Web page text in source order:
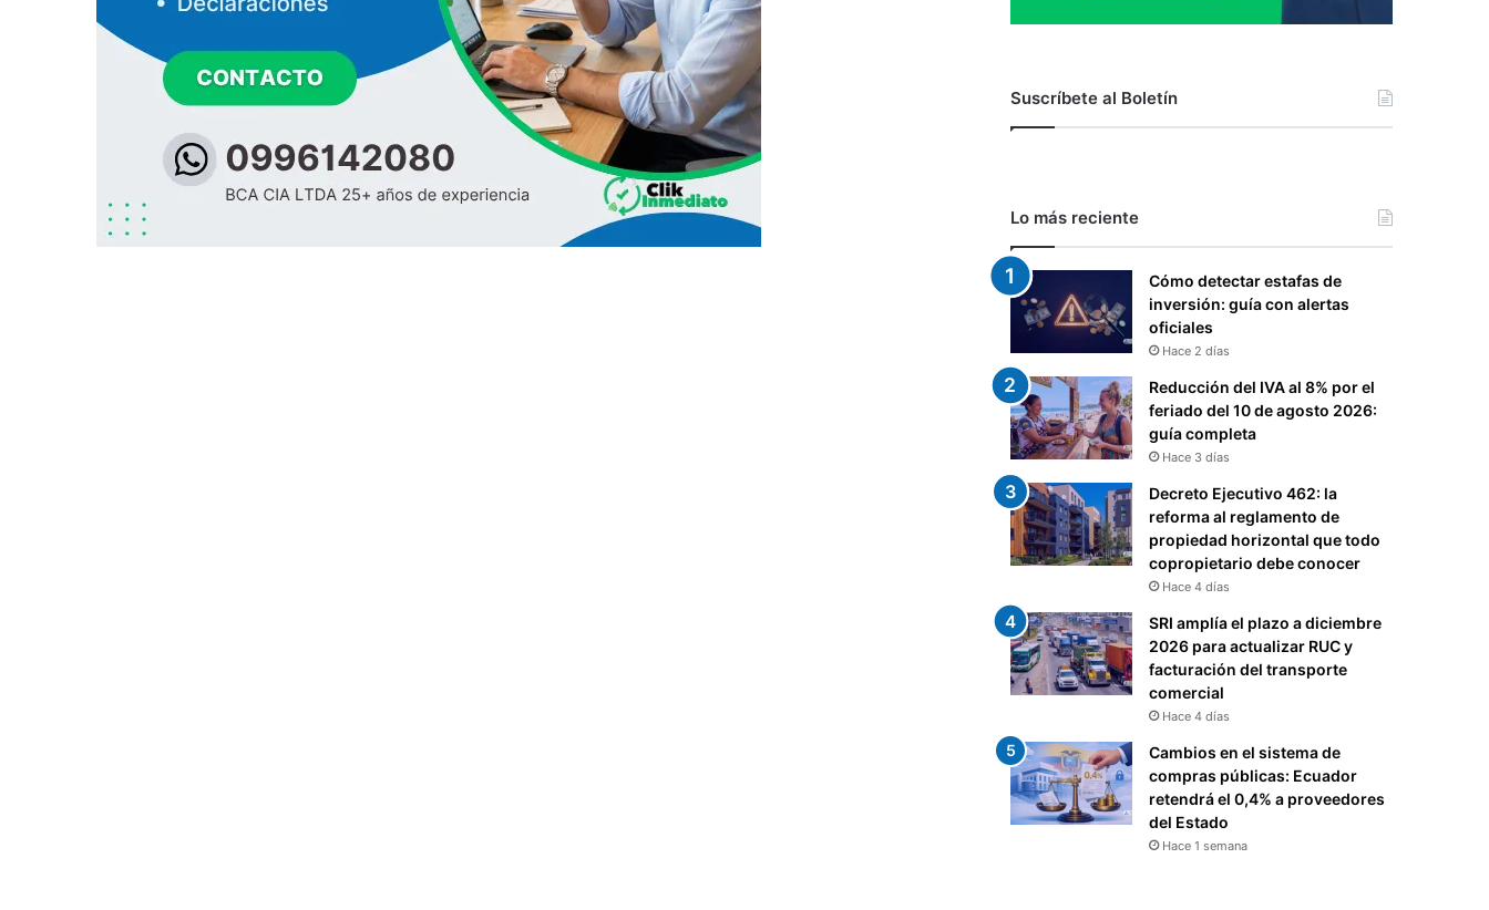
Suscríbete al Boletín
Lo más reciente
Cómo detectar estafas de
inversión: guía con alertas
oficiales
Hace 2 días
Reducción del IVA al 8% por el
feriado del 10 de agosto 2026:
guía completa
Hace 3 días
Decreto Ejecutivo 462: la
reforma al reglamento de
propiedad horizontal que todo
copropietario debe conocer
Hace 4 días
SRI amplía el plazo a diciembre
2026 para actualizar RUC y
facturación del transporte
comercial
Hace 4 días
Cambios en el sistema de
compras públicas: Ecuador
retendrá el 0,4% a proveedores
del Estado
Hace 1 semana